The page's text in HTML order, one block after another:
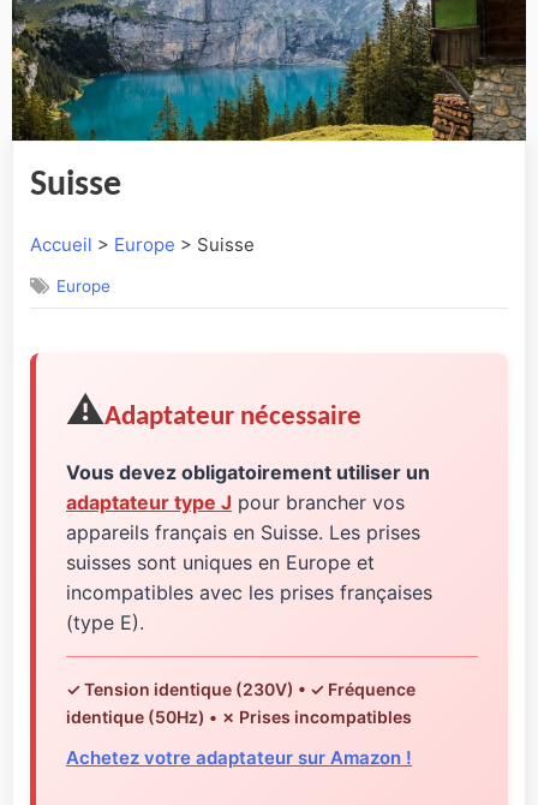
Suisse
Accueil > Europe > Suisse
Europe
⚠️Adaptateur nécessaire
Vous devez obligatoirement utiliser un
adaptateur type J pour brancher vos
appareils français en Suisse. Les prises
suisses sont uniques en Europe et
incompatibles avec les prises françaises
(type E).
✓ Tension identique (230V) • ✓ Fréquence
identique (50Hz) • ✗ Prises incompatibles
Achetez votre adaptateur sur Amazon !